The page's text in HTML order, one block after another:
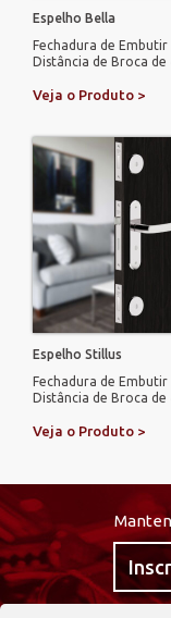
Espelho Bella
Fechadura de Embutir
Distância de Broca de
Veja o Produto >
Espelho Stillus
Fechadura de Embutir
Distância de Broca de
Veja o Produto >